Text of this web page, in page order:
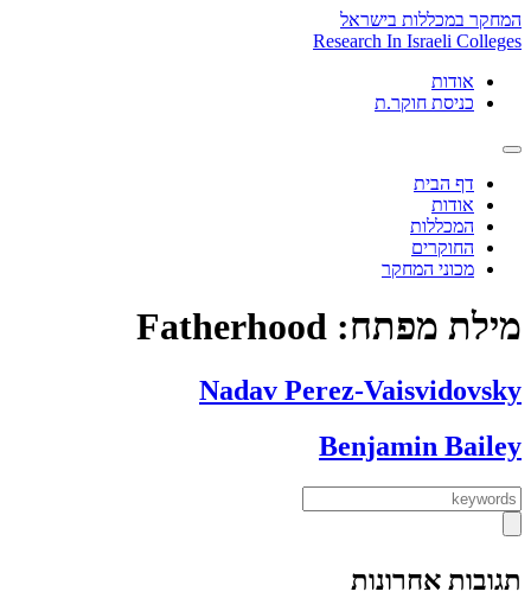
Skip
to
המחקר במכללות בישראל
Research In Israeli Colleges
אודות
כניסת חוקר.ת
דף הבית
אודות
המכללות
החוקרים
מכוני המחקר
מילת מפתח: Fatherhood
Nadav Perez-Vaisvidovsky
Benjamin Bailey
תגובות אחרונות